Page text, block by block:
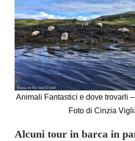
Animali Fantastici e dove trovarli
Foto di Cinzia
Alcuni tour in barca in